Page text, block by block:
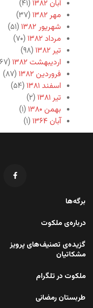
آبان ۱۳۸۲
(۴۱)
مهر ۱۳۸۲
(۳۷)
شهریور ۱۳۸۲
(۵۱)
مرداد ۱۳۸۲
(۷۰)
تیر ۱۳۸۲
(۹۸)
اردیبهشت ۱۳۸۲
(۶۷)
فروردین ۱۳۸۲
(۸۷)
اسفند ۱۳۸۱
(۵۴)
تیر ۱۳۸۱
(۲)
بهمن ۱۳۸۰
(۱)
آبان ۱۳۶۴
(۱)
برگه‌ها
درباره‌ی ملکوت
گزیده‌ی تصنیف‌های پرویز
مشکاتیان
ملکوت در تلگرام
طربستان رمضانی